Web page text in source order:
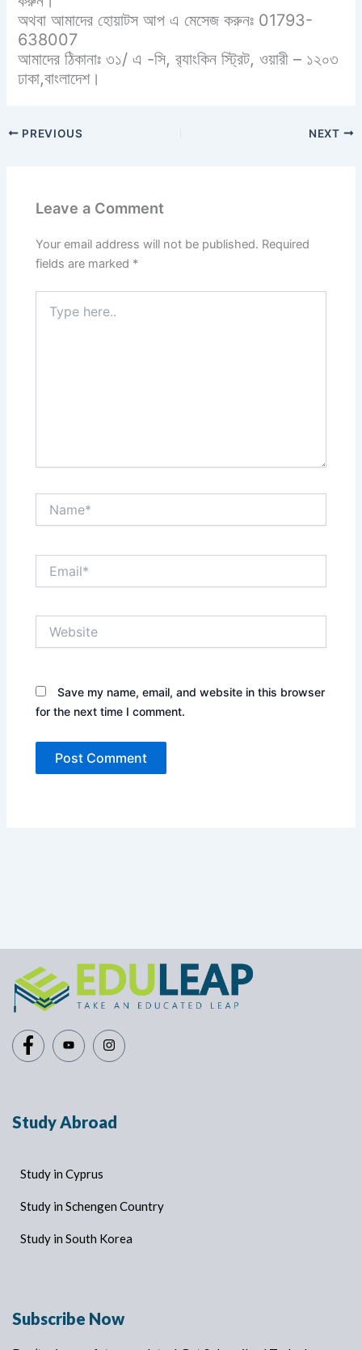
অথবা আমাদের হোয়াটস আপ এ মেসেজ করুনঃ 01793-
638007
আমাদের ঠিকানাঃ ৩১/ এ -সি, র‍্যাংকিন স্ট্রিট, ওয়ারী – ১২০৩
ঢাকা,বাংলাদেশ।
PREVIOUS NEXT
Leave a Comment
Your email address will not be published. Required
fields are marked *
here..
Save my name, email, and website in this browser
for the next time I comment.
Study Abroad
Study in Cyprus
Study in Schengen Country
Study in South Korea
Subscribe Now